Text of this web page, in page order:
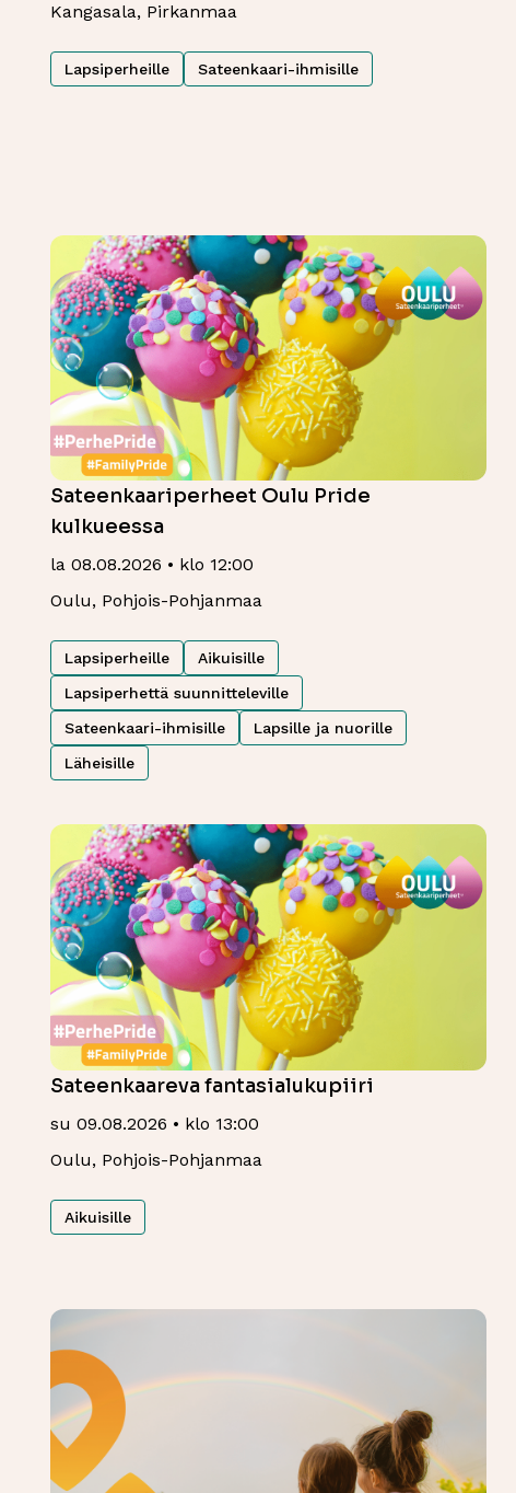
Kangasala, Pirkanmaa
Lapsiperheille Sateenkaari-ihmisille
Sateenkaariperheet Oulu Pride
kulkueessa
la 08.08.2026 • klo 12:00
Oulu, Pohjois-Pohjanmaa
Lapsiperheille
Aikuisille
Lapsiperhettä suunnitteleville
Sateenkaari-ihmisille
Lapsille ja nuorille
Läheisille
Sateenkaareva fantasialukupiiri
su 09.08.2026 • klo 13:00
Oulu, Pohjois-Pohjanmaa
Aikuisille